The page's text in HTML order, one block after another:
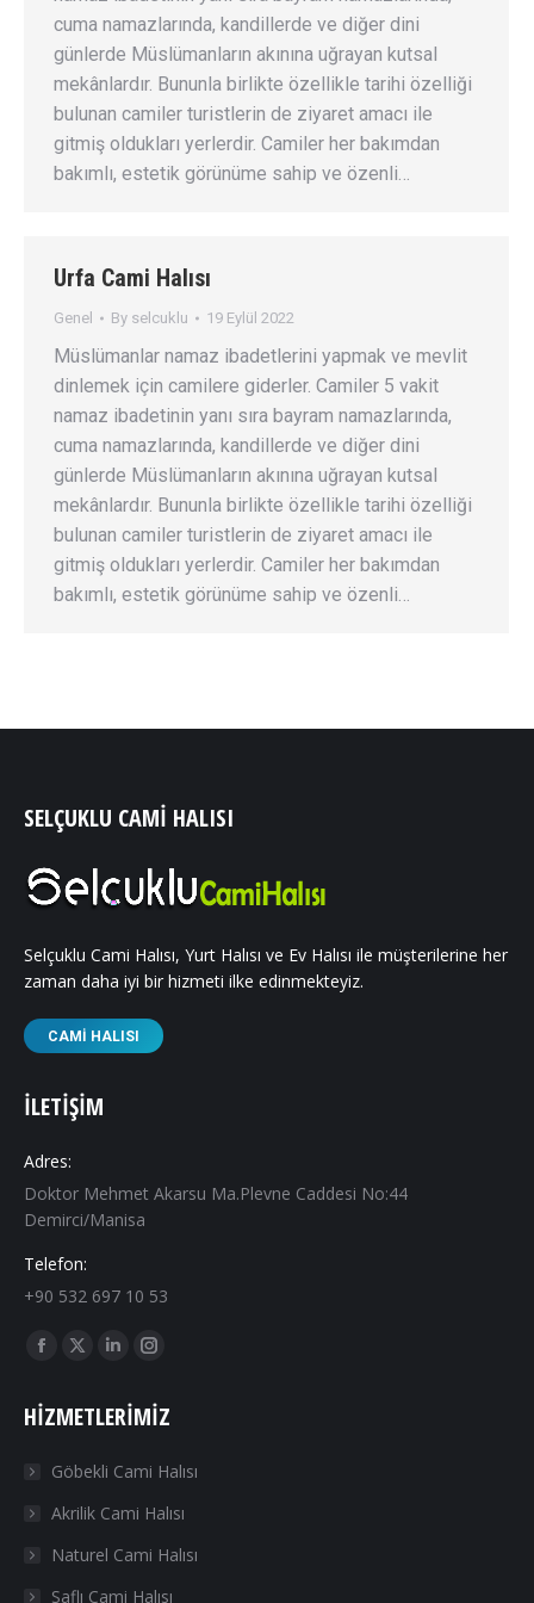
cuma namazlarında, kandillerde ve diğer dini
günlerde Müslümanların akınına uğrayan kutsal
mekânlardır. Bununla birlikte özellikle tarihi özelliği
bulunan camiler turistlerin de ziyaret amacı ile
gitmiş oldukları yerlerdir. Camiler her bakımdan
bakımlı, estetik görünüme sahip ve özenli…
Urfa Cami Halısı
Genel By selcuklu 19 Eylül 2022
Müslümanlar namaz ibadetlerini yapmak ve mevlit
dinlemek için camilere giderler. Camiler 5 vakit
namaz ibadetinin yanı sıra bayram namazlarında,
cuma namazlarında, kandillerde ve diğer dini
günlerde Müslümanların akınına uğrayan kutsal
mekânlardır. Bununla birlikte özellikle tarihi özelliği
bulunan camiler turistlerin de ziyaret amacı ile
gitmiş oldukları yerlerdir. Camiler her bakımdan
bakımlı, estetik görünüme sahip ve özenli…
SELÇUKLU CAMI HALISI
Selçuklu Cami Halısı, Yurt Halısı ve Ev Halısı ile müşterilerine her
zaman daha iyi bir hizmeti ilke edinmekteyiz.
CAMI HALISI
İLETIŞIM
Adres:
Doktor Mehmet Akarsu Ma.Plevne Caddesi No:44
Demirci/Manisa
Telefon:
+90 532 697 10 53
Find us on:
Facebook
opens
new
window
X
opens
new
window
Linkedin
opens
new
window
Instagram
opens
new
window
HIZMETLERIMIZ
Göbekli Cami Halısı
Akrilik Cami Halısı
Naturel Cami Halısı
Saflı Cami Halısı